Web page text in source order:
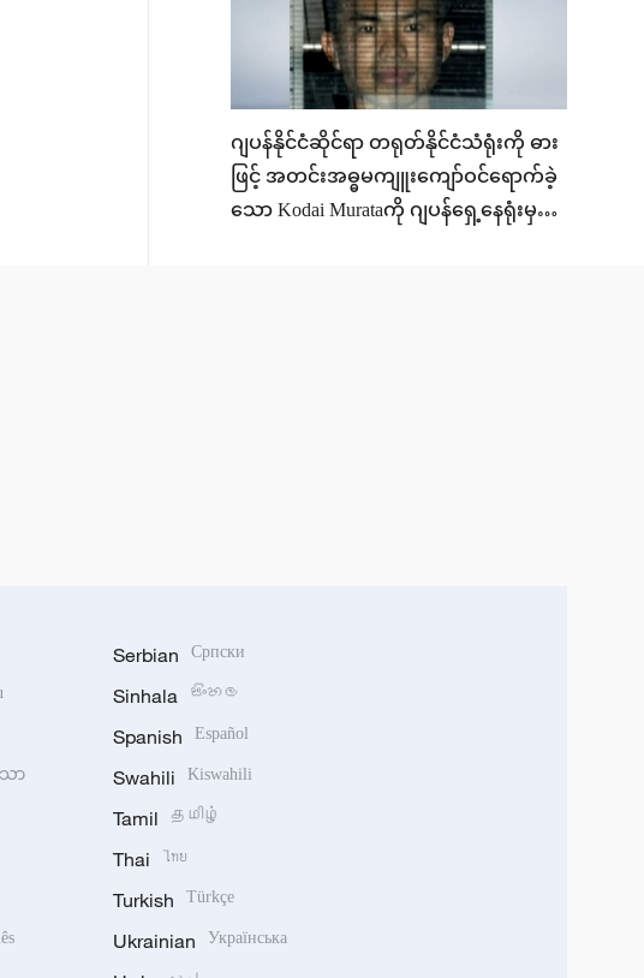
ဂျပန်နိုင်ငံဆိုင်ရာ တရုတ်နိုင်ငံသံရုံးကို ဓား
ဖြင့် အတင်းအဓ္ဓမကျူးကျော်ဝင်ရောက်ခဲ့
သော Kodai Murataကို ဂျပန်ရှေ့နေရုံးမှ
သာ
Serbian Српски
Sinhala සිංහල
Spanish Español
Swahili Kiswahili
Tamil தமிழ்
Thai ไทย
Turkish Türkçe
Ukrainian Українська